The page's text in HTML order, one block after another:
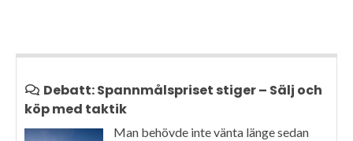
Debatt: Spannmålspriset stiger – Sälj och
köp med taktik
Man behövde inte vänta länge sedan